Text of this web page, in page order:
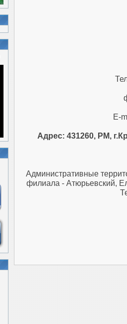
E-
Адрес: 431260, РМ,
Административные
филиала - Атюрьевский,